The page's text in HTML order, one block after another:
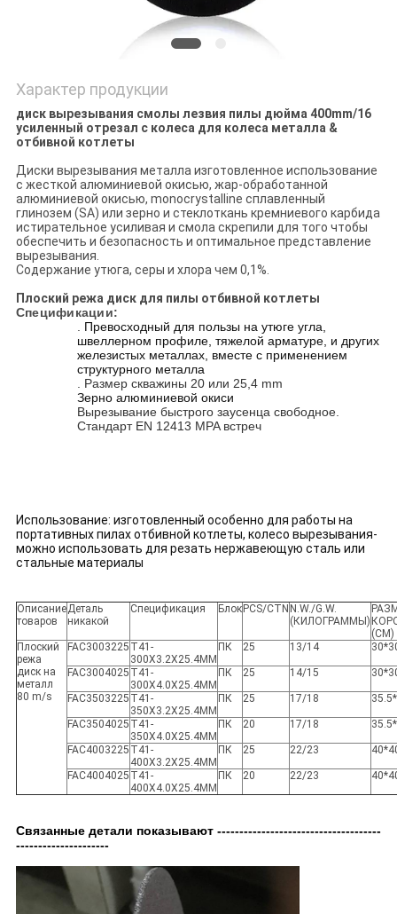
Характер продукции
диск вырезывания смолы лезвия пилы дюйма 400mm/16
усиленный отрезал с колеса для колеса металла &
отбивной котлеты
Диски вырезывания металла изготовленное использование
с жесткой алюминиевой окисью, жар-обработанной
алюминиевой окисью, monocrystalline сплавленный
глинозем (SA) или зерно и стеклоткань кремниевого карбида
истирательное усиливая и смола скрепили для того чтобы
обеспечить и безопасность и оптимальное представление
вырезывания.
Содержание утюга, серы и хлора чем 0,1%.
Плоский режа диск для пилы отбивной котлеты
Спецификации:
. Превосходный для пользы на утюге угла,
швеллерном профиле, тяжелой арматуре, и других
железистых металлах, вместе с применением
структурного металла
. Размер скважины 20 или 25,4 mm
Зерно алюминиевой окиси
Вырезывание быстрого заусенца свободное.
Стандарт EN 12413 MPA встреч
Использование: изготовленный особенно для работы на
портативных пилах отбивной котлеты, колесо вырезывания-
можно использовать для резать нержавеющую сталь или
стальные материалы
Описание
товаров
Деталь
никакой
Спецификация Блок PCS/CTN N.W./G.W.
(КИЛОГРАММЫ)
(СМ)
Плоский
режа
диск на
металл
80 m/s
FAC3003225 T41-
300X3.2X25.4MM
ПК 25 13/14
FAC3004025 T41-
300X4.0X25.4MM
ПК 25 14/15
FAC3503225 T41-
350X3.2X25.4MM
ПК 25 17/18
FAC3504025 T41-
350X4.0X25.4MM
ПК 20 17/18
FAC4003225 T41-
400X3.2X25.4MM
ПК 25 22/23
FAC4004025 T41-
400X4.0X25.4MM
ПК 20 22/23
Связанные детали показывают -------------------------------------
---------------------